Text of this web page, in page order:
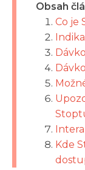
Obsah
Co je
Kde